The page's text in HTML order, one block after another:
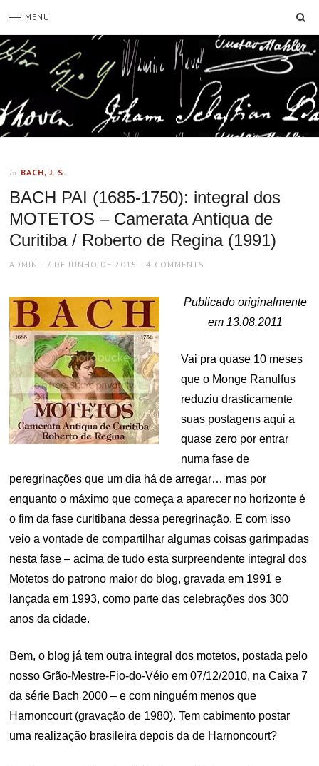
MENU
In BACH, J. S.
BACH PAI (1685-1750): integral dos
MOTETOS – Camerata Antiqua de
Curitiba / Roberto de Regina (1991)
AUTHOR
ADMIN
POSTED
7 DE JUNHO DE 2015 4 COMMENTS
Publicado originalmente
em 13.08.2011
Vai pra quase 10 meses
que o Monge Ranulfus
reduziu drasticamente
suas postagens aqui a
quase zero por entrar
numa fase de
peregrinações que um dia há de arregar… mas por
enquanto o máximo que começa a aparecer no horizonte é
o fim da fase curitibana dessa peregrinação. E com isso
veio a vontade de compartilhar algumas coisas garimpadas
nesta fase – acima de tudo esta surpreendente integral dos
Motetos do patrono maior do blog, gravada em 1991 e
lançada em 1993, como parte das celebrações dos 300
anos da cidade.
Bem, o blog já tem outra integral dos motetos, postada pelo
nosso Grão-Mestre-Fio-do-Véio em 07/12/2010, na Caixa 7
da série Bach 2000 – e com ninguém menos que
Harnoncourt (gravação de 1980). Tem cabimento postar
uma realização brasileira depois da de Harnoncourt?